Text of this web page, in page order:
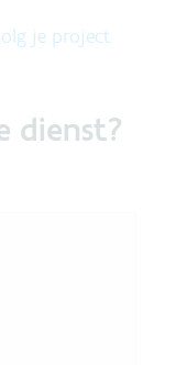
je project
dienst?